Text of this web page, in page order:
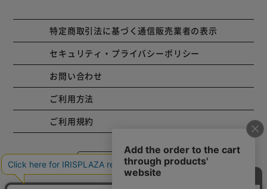
特定商取引法に基づく通信販売業者の表示
セキュリティ・プライバシーポリシー
お問い合わせ
ご利用方法
ご利用規約
コーポレートサイト